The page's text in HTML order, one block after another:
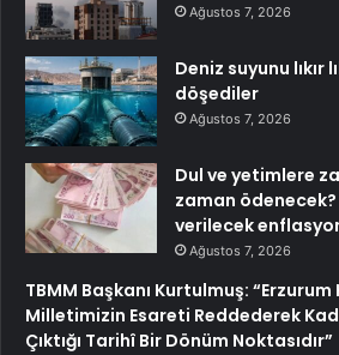
Ağustos 7, 2026
Deniz suyunu lıkır
döşediler
Ağustos 7, 2026
Dul ve yetimlere
zaman
verilecek
Ağustos 7, 2026
TBMM Başkanı Kurtulmuş:
Milletimizin Esareti Reddederek
Çıktığı Tarihî Bir Dönüm Noktasıdır”